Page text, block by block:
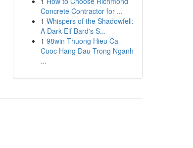
Concrete Contractor for ...
1 Whispers of the Shadowfell:
A Dark Elf Bard's S...
1 98win Thuong Hieu Ca
Cuoc Hang Dau Trong Nganh
...